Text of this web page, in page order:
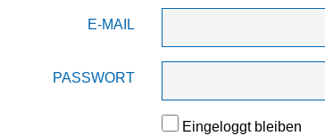
E-MAIL
PASSWORT
Eingeloggt bleiben